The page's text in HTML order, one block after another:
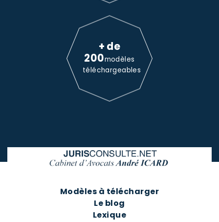
+ de
200modèles
téléchargeables
Modèles à télécharger
Le blog
Lexique